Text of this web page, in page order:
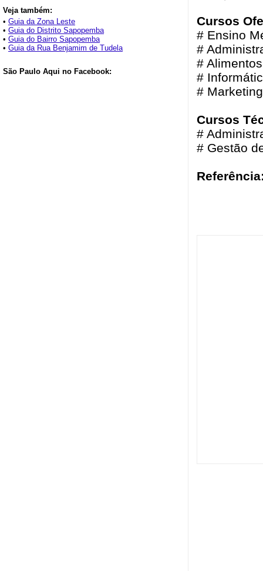
Veja também:
• Guia da Zona Leste
• Guia do Distrito Sapopemba
• Guia do Bairro Sapopemba
• Guia da Rua Benjamim de Tudela
São Paulo Aqui no Facebook:
Cursos
# Ensino
#
# Alimentos
#
# Marketing
Cursos
#
# Gestão